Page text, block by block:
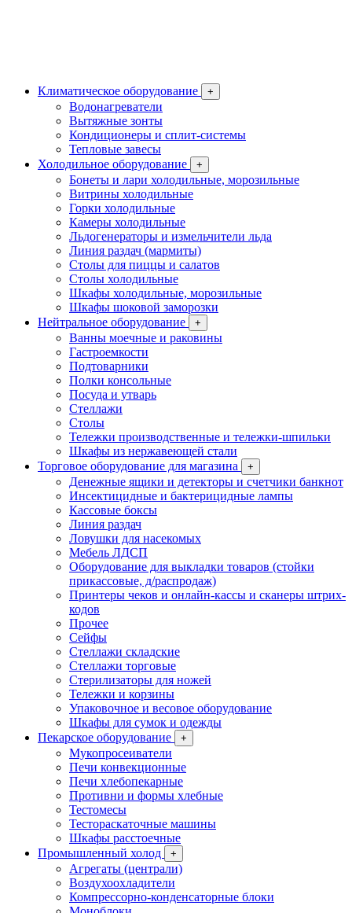
Климатическое оборудование +
Водонагреватели
Вытяжные зонты
Кондиционеры и сплит-системы
Тепловые завесы
Холодильное оборудование
+
Бонеты и лари холодильные, морозильные
Витрины холодильные
Горки холодильные
Камеры холодильные
Льдогенераторы и измельчители льда
Линия раздач (мармиты)
Столы для пиццы и салатов
Столы холодильные
Шкафы холодильные, морозильные
Шкафы шоковой заморозки
Нейтральное оборудование
+
Ванны моечные и раковины
Гастроемкости
Подтоварники
Полки консольные
Посуда и утварь
Стеллажи
Столы
Тележки производственные и тележки-шпильки
Шкафы из нержавеющей стали
Торговое оборудование для магазина
+
Денежные ящики и детекторы и счетчики банкнот
Инсектицидные и бактерицидные лампы
Кассовые боксы
Линия раздач
Ловушки для насекомых
Мебель ЛДСП
Оборудование для выкладки товаров (стойки
прикассовые, д/распродаж)
Принтеры чеков и онлайн-кассы и сканеры штрих-
кодов
Прочее
Сейфы
Стеллажи складские
Стеллажи торговые
Стерилизаторы для ножей
Тележки и корзины
Упаковочное и весовое оборудование
Шкафы для сумок и одежды
Пекарское оборудование
+
Мукопросеиватели
Печи конвекционные
Печи хлебопекарные
Противни и формы хлебные
Тестомесы
Тестораскаточные машины
Шкафы расстоечные
Промышленный холод
+
Агрегаты (централи)
Воздухоохладители
Компрессорно-конденсаторные блоки